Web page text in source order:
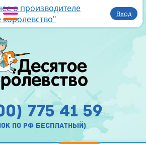
о производителе
королевство"
Вход
775 41 59
по рф бесплатный)